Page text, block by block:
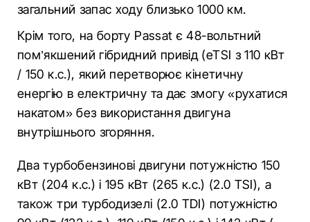
загальний запас ходу близько 1000 км.
Крім того, на борту Passat є 48-вольтний
пом’якшений гібридний привід (eTSI з 110 кВт
/ 150 к.с.), який перетворює кінетичну
енергію в електричну та дає змогу «рухатися
накатом» без використання двигуна
внутрішнього згоряння.
Два турбобензинові двигуни потужністю 150
кВт (204 к.с.) і 195 кВт (265 к.с.) (2.0 TSI), а
також три турбодизелі (2.0 TDI) потужністю